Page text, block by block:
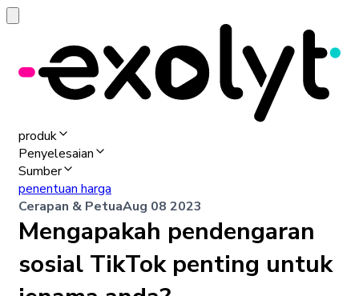
produk
Penyelesaian
Sumber
penentuan harga
Cerapan & PetuaAug 08 2023
Mengapakah pendengaran
sosial TikTok penting untuk